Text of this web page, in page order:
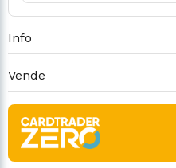
Info
Vende